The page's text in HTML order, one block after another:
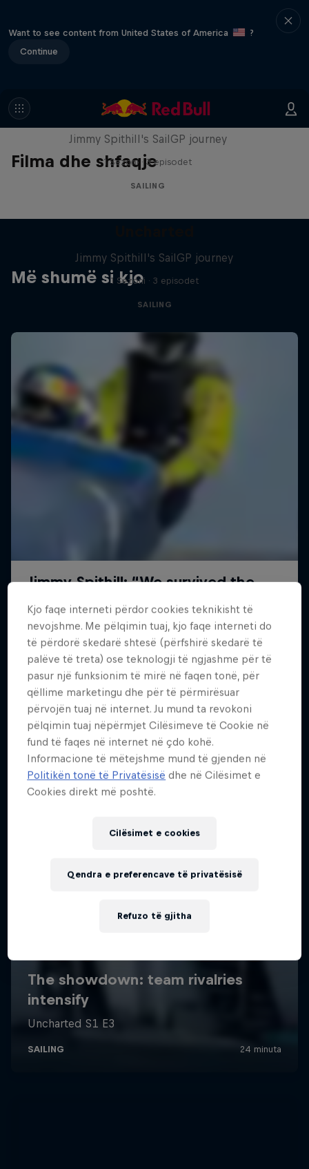
Want to see content from United States of America
?
Continue
Filma dhe shfaqje
Uncharted
Jimmy Spithill's SailGP journey
1 Sezoni · 3 episodet
SAILING
Më shumë si kjo
Jimmy Spithill's SailGP journey
1 Sezoni · 3 episodet
SAILING
Kjo faqe interneti përdor cookies teknikisht të
nevojshme. Me pëlqimin tuaj, kjo faqe interneti do
të përdorë skedarë shtesë (përfshirë skedarë të
palëve të treta) ose teknologji të ngjashme për të
pasur një funksionim të mirë në faqen tonë, për
qëllime marketingu dhe për të përmirësuar
përvojën tuaj në internet. Ju mund ta revokoni
pëlqimin tuaj nëpërmjet Cilësimeve të Cookie në
fund të faqes në internet në çdo kohë.
Informacione të mëtejshme mund të gjenden në
Politikën tonë të Privatësisë dhe në Cilësimet e
Cookies direkt më poshtë.
Cilësimet e cookies
Refuzo të gjitha
Qendra e preferencave të privatësisë